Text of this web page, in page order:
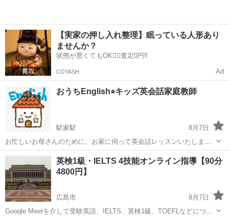
【実家の押し入れ整理】眠っている人形あり
ませんか？
状態が悪くてもOK🙆‍♀️査定0円‼️
COYASH Ad
おうちEnglish⭐︎キッズ英会話家庭教師
駅家駅
8月7日
お忙しいお母さんのために、お家に伺って英会話レッスンいたしま
す。 講師歴20年以上。幅広い年齢（1歳から80歳）300人以上の子供の
成長を見てきました。発音には自信あり。1番長い子で4歳から16歳、
12年の付き合いです...
広島 福山市 駅家駅 先生
英検1級・IELTS 4技能オンライン指導【90分
4800円】
広島市
8月7日
Google Meetを介して受験英語、IELTS、英検1級、TOEFLなどについ